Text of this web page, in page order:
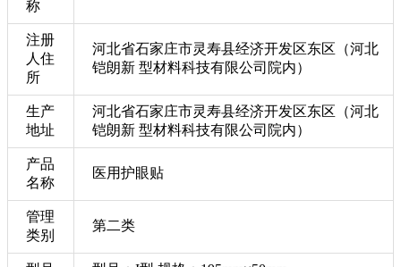
称
注册
人住
所
河北省石家庄市灵寿县经济开发区东区（河北
铠朗新 型材料科技有限公司院内）
生产
地址
河北省石家庄市灵寿县经济开发区东区（河北
铠朗新 型材料科技有限公司院内）
产品
名称
医用护眼贴
管理
类别
第二类